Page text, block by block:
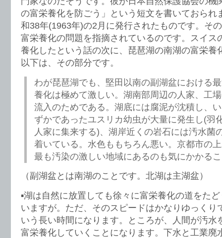
の富栄養化を防ごう」という短文を書いておられ
和38年(1963年)の2月に発行されたものです。そ
富栄養化の問題を指摘されているのです。スイス
養化したという話の次に、琵琶湖の南湖の富栄養
以下は、その部分です。
わが琵琶湖でも、堅田以南の副湖盆における
養化は極めて激しい。湖南部周辺の人家、工
流入のためである。湖底には腐泥が沈積し、
ずかであったユスリカ幼虫が大量に発生し(羽
人家に集来する)、湖岸近くの岩石には汚水菌
着いている。水色ももちろん悪い。京都市の
最も汚染の激しい地域にあるのも気にかかる
（副湖盆とは南湖のことです。北湖は主湖盆）
▪️湖は自然に放置しても徐々に富栄養化の道をた
いますが。ただ、そのスピードはかなりゆっくり
いう長い時間になります。ところが、人間が汚水
富栄養化していくことになります。下水と工業廃